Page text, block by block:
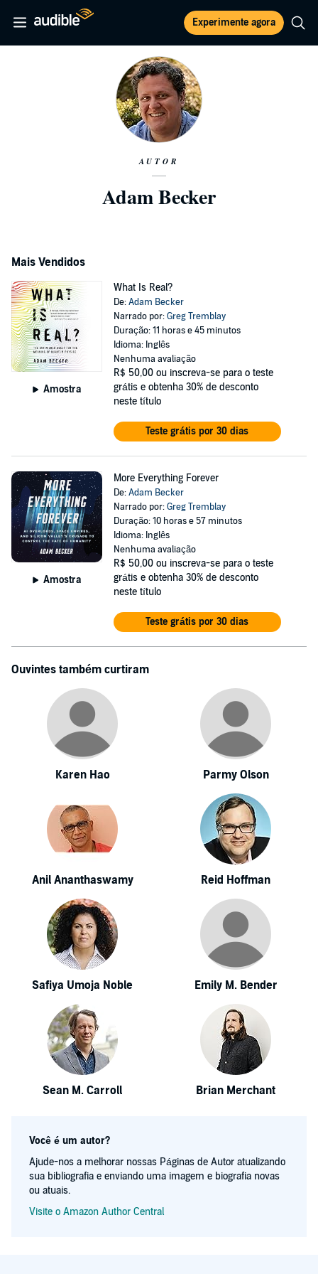
Experimente agora
AUTOR
Adam Becker
Mais Vendidos
Amostra
What Is Real?
De:Adam Becker
Narrado por:Greg Tremblay
Duração: 11 horas e 45 minutos
Idioma: Inglês
Nenhuma avaliação
R$ 50,00 ou inscreva-se para o teste
grátis e obtenha 30% de desconto
neste título
Teste grátis por 30 dias
Amostra
More Everything Forever
De:Adam Becker
Narrado por:Greg Tremblay
Duração: 10 horas e 57 minutos
Idioma: Inglês
Nenhuma avaliação
R$ 50,00 ou inscreva-se para o teste
grátis e obtenha 30% de desconto
neste título
Teste grátis por 30 dias
Ouvintes também curtiram
Karen Hao Parmy Olson
Anil Ananthaswamy Reid Hoffman
Safiya Umoja Noble Emily M. Bender
Sean M. Carroll Brian Merchant
Você é um autor?
Ajude-nos a melhorar nossas Páginas de Autor atualizando
sua bibliografia e enviando uma imagem e biografia novas
ou atuais.
Visite o Amazon Author Central